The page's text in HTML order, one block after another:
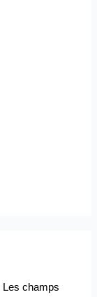
Les champs